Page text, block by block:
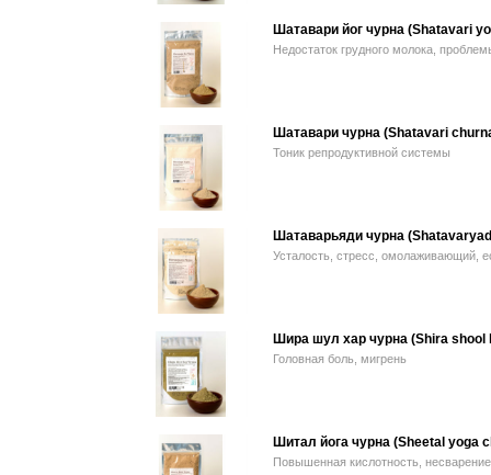
Шатавари йог чурна (Shatavari
Недостаток грудного молока,
Шатавари чурна (Shatavari
Тоник репродуктивной системы
Шатаварьяди чурна
Усталость, стресс, омолаживающий,
Шира шул хар чурна (Shira shool
Головная боль, мигрень
Шитал йога чурна (Sheetal yoga
Повышенная кислотность,